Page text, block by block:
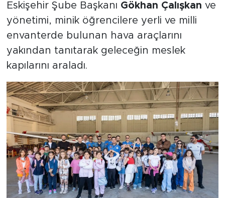
Eskişehir Şube Başkanı Gökhan Çalışkan ve
yönetimi, minik öğrencilere yerli ve milli
envanterde bulunan hava araçlarını
yakından tanıtarak geleceğin meslek
kapılarını araladı.